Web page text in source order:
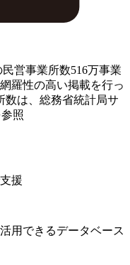
営事業所数516万事業
羅性の高い掲載を行っ
数は、総務省統計局サ
照
援
用できるデータベース